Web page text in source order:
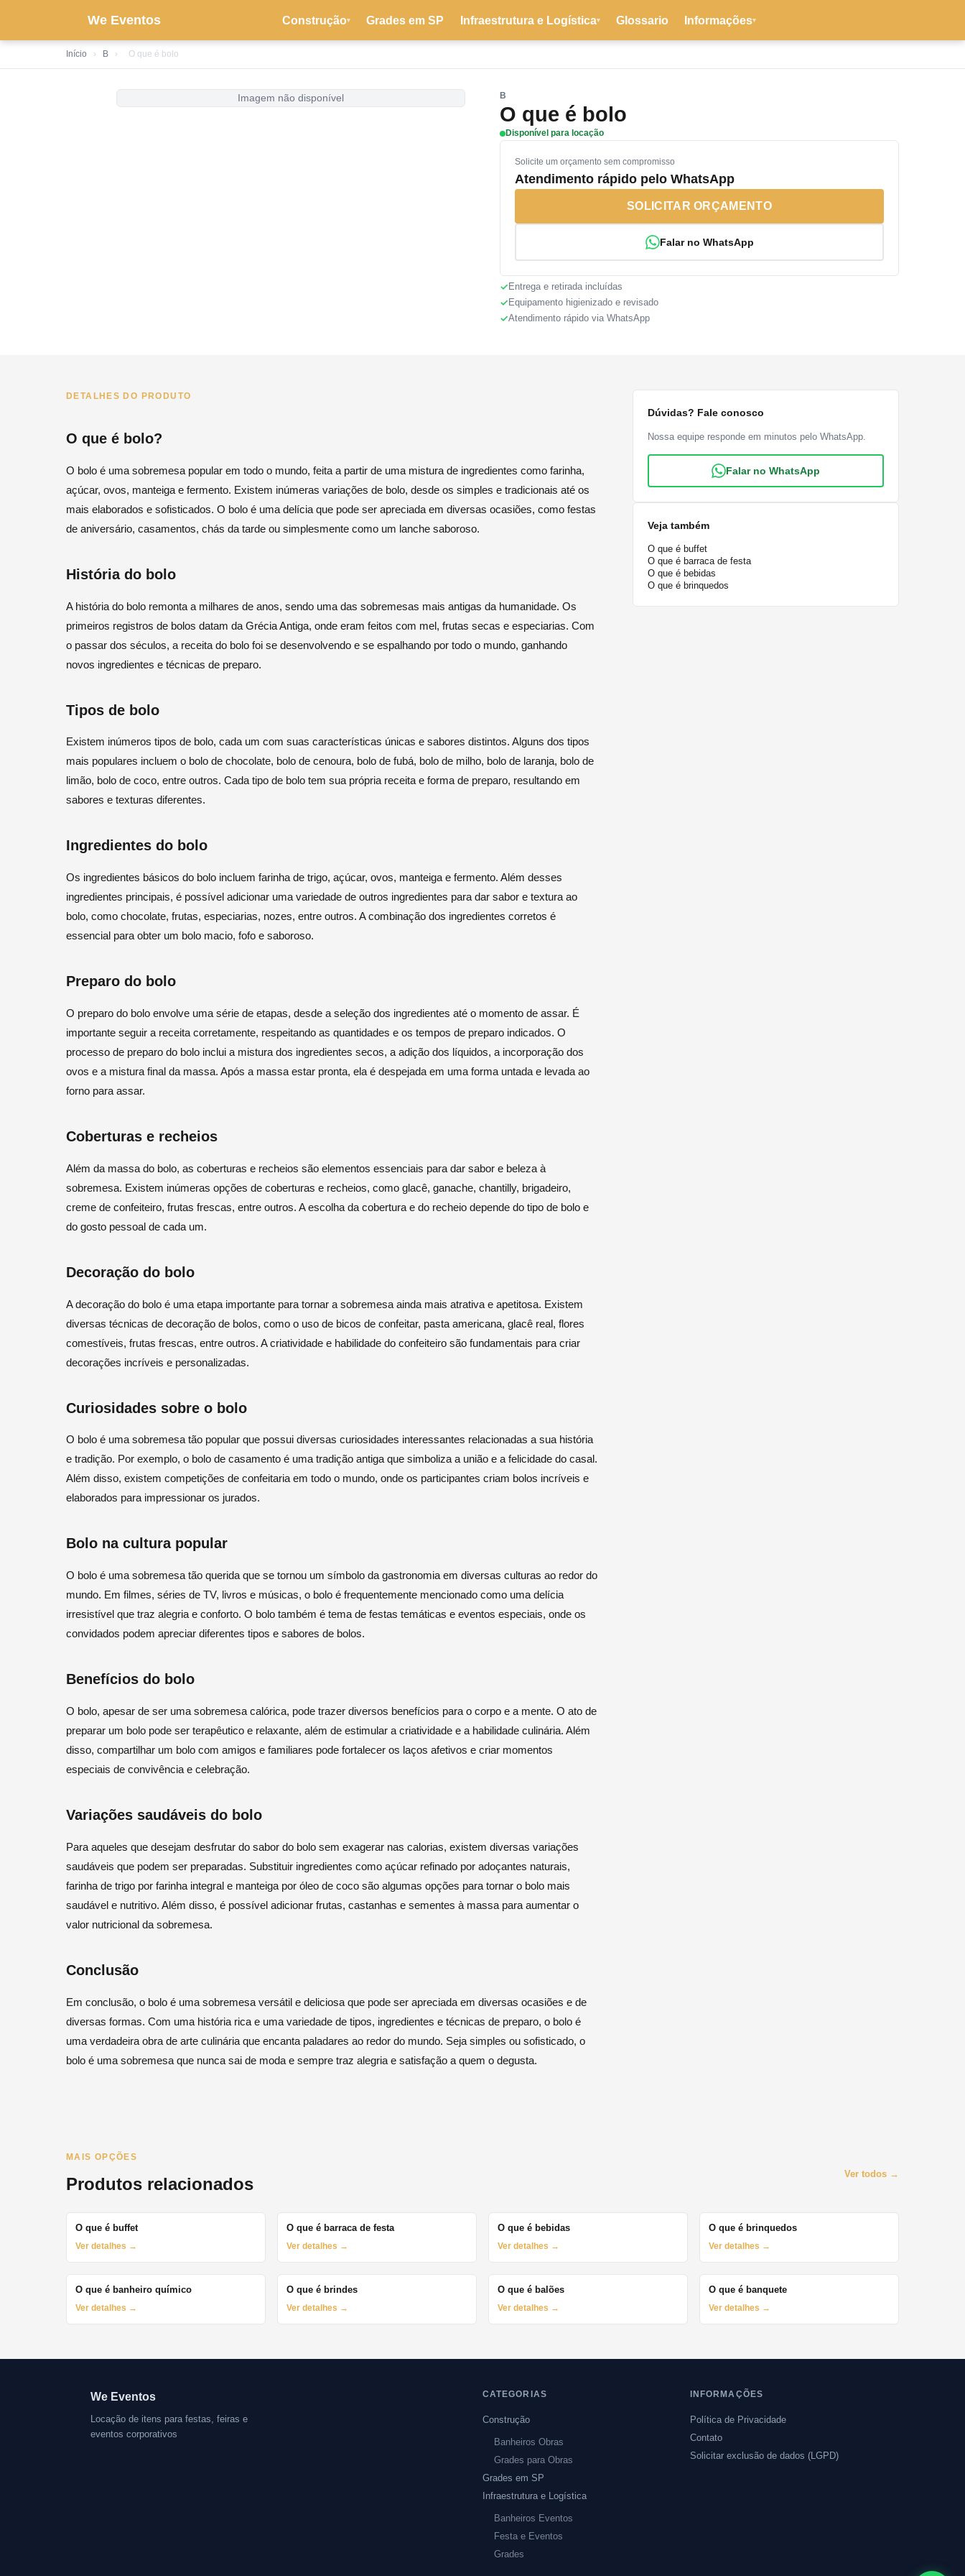
We Eventos Construção▾ Grades em SP Infraestrutura e Logística▾ Glossario Informações▾
Início › B › O que é bolo
Imagem não disponível B
O que é bolo
Disponível para locação
Solicite um orçamento sem compromisso
Atendimento rápido pelo WhatsApp
SOLICITAR ORÇAMENTO
Falar no WhatsApp
Entrega e retirada incluídas
Equipamento higienizado e revisado
Atendimento rápido via WhatsApp
DETALHES DO PRODUTO
O que é bolo?
O bolo é uma sobremesa popular em todo o mundo, feita a partir de uma mistura de ingredientes como farinha,
açúcar, ovos, manteiga e fermento. Existem inúmeras variações de bolo, desde os simples e tradicionais até os
mais elaborados e sofisticados. O bolo é uma delícia que pode ser apreciada em diversas ocasiões, como festas
de aniversário, casamentos, chás da tarde ou simplesmente como um lanche saboroso.
História do bolo
A história do bolo remonta a milhares de anos, sendo uma das sobremesas mais antigas da humanidade. Os
primeiros registros de bolos datam da Grécia Antiga, onde eram feitos com mel, frutas secas e especiarias. Com
o passar dos séculos, a receita do bolo foi se desenvolvendo e se espalhando por todo o mundo, ganhando
novos ingredientes e técnicas de preparo.
Tipos de bolo
Existem inúmeros tipos de bolo, cada um com suas características únicas e sabores distintos. Alguns dos tipos
mais populares incluem o bolo de chocolate, bolo de cenoura, bolo de fubá, bolo de milho, bolo de laranja, bolo de
limão, bolo de coco, entre outros. Cada tipo de bolo tem sua própria receita e forma de preparo, resultando em
sabores e texturas diferentes.
Ingredientes do bolo
Os ingredientes básicos do bolo incluem farinha de trigo, açúcar, ovos, manteiga e fermento. Além desses
ingredientes principais, é possível adicionar uma variedade de outros ingredientes para dar sabor e textura ao
bolo, como chocolate, frutas, especiarias, nozes, entre outros. A combinação dos ingredientes corretos é
essencial para obter um bolo macio, fofo e saboroso.
Preparo do bolo
O preparo do bolo envolve uma série de etapas, desde a seleção dos ingredientes até o momento de assar. É
importante seguir a receita corretamente, respeitando as quantidades e os tempos de preparo indicados. O
processo de preparo do bolo inclui a mistura dos ingredientes secos, a adição dos líquidos, a incorporação dos
ovos e a mistura final da massa. Após a massa estar pronta, ela é despejada em uma forma untada e levada ao
forno para assar.
Coberturas e recheios
Além da massa do bolo, as coberturas e recheios são elementos essenciais para dar sabor e beleza à
sobremesa. Existem inúmeras opções de coberturas e recheios, como glacê, ganache, chantilly, brigadeiro,
creme de confeiteiro, frutas frescas, entre outros. A escolha da cobertura e do recheio depende do tipo de bolo e
do gosto pessoal de cada um.
Decoração do bolo
A decoração do bolo é uma etapa importante para tornar a sobremesa ainda mais atrativa e apetitosa. Existem
diversas técnicas de decoração de bolos, como o uso de bicos de confeitar, pasta americana, glacê real, flores
comestíveis, frutas frescas, entre outros. A criatividade e habilidade do confeiteiro são fundamentais para criar
decorações incríveis e personalizadas.
Curiosidades sobre o bolo
O bolo é uma sobremesa tão popular que possui diversas curiosidades interessantes relacionadas a sua história
e tradição. Por exemplo, o bolo de casamento é uma tradição antiga que simboliza a união e a felicidade do casal.
Além disso, existem competições de confeitaria em todo o mundo, onde os participantes criam bolos incríveis e
elaborados para impressionar os jurados.
Bolo na cultura popular
O bolo é uma sobremesa tão querida que se tornou um símbolo da gastronomia em diversas culturas ao redor do
mundo. Em filmes, séries de TV, livros e músicas, o bolo é frequentemente mencionado como uma delícia
irresistível que traz alegria e conforto. O bolo também é tema de festas temáticas e eventos especiais, onde os
convidados podem apreciar diferentes tipos e sabores de bolos.
Benefícios do bolo
O bolo, apesar de ser uma sobremesa calórica, pode trazer diversos benefícios para o corpo e a mente. O ato de
preparar um bolo pode ser terapêutico e relaxante, além de estimular a criatividade e a habilidade culinária. Além
disso, compartilhar um bolo com amigos e familiares pode fortalecer os laços afetivos e criar momentos
especiais de convivência e celebração.
Variações saudáveis do bolo
Para aqueles que desejam desfrutar do sabor do bolo sem exagerar nas calorias, existem diversas variações
saudáveis que podem ser preparadas. Substituir ingredientes como açúcar refinado por adoçantes naturais,
farinha de trigo por farinha integral e manteiga por óleo de coco são algumas opções para tornar o bolo mais
saudável e nutritivo. Além disso, é possível adicionar frutas, castanhas e sementes à massa para aumentar o
valor nutricional da sobremesa.
Conclusão
Em conclusão, o bolo é uma sobremesa versátil e deliciosa que pode ser apreciada em diversas ocasiões e de
diversas formas. Com uma história rica e uma variedade de tipos, ingredientes e técnicas de preparo, o bolo é
uma verdadeira obra de arte culinária que encanta paladares ao redor do mundo. Seja simples ou sofisticado, o
bolo é uma sobremesa que nunca sai de moda e sempre traz alegria e satisfação a quem o degusta.
Dúvidas? Fale conosco
Nossa equipe responde em minutos pelo WhatsApp.
Falar no WhatsApp
Veja também
O que é buffet
O que é barraca de festa
O que é bebidas
O que é brinquedos
MAIS OPÇÕES
Produtos relacionados Ver todos →
O que é buffet
Ver detalhes →
O que é barraca de festa
Ver detalhes →
O que é bebidas
Ver detalhes →
O que é brinquedos
Ver detalhes →
O que é banheiro químico
Ver detalhes →
O que é brindes
Ver detalhes →
O que é balões
Ver detalhes →
O que é banquete
Ver detalhes →
We Eventos
Locação de itens para festas, feiras e
eventos corporativos
CATEGORIAS
Construção
Banheiros Obras
Grades para Obras
Grades em SP
Infraestrutura e Logística
Banheiros Eventos
Festa e Eventos
Grades
INFORMAÇÕES
Política de Privacidade
Contato
Solicitar exclusão de dados (LGPD)